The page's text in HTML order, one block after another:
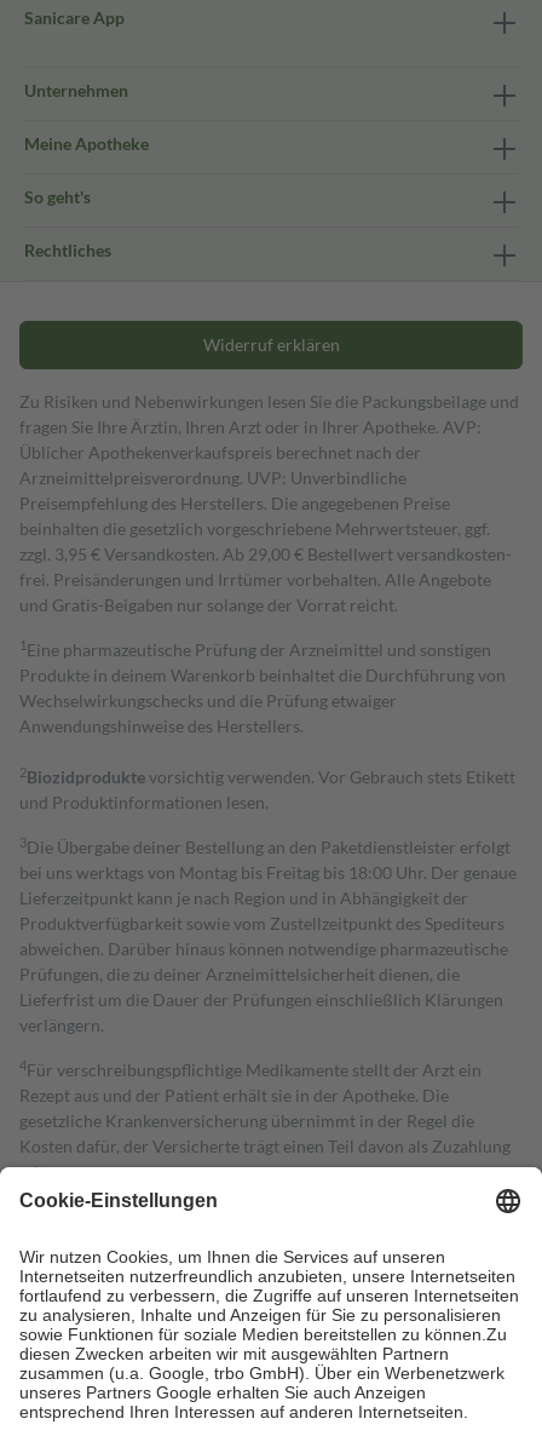
Sanicare App
Unternehmen
Meine Apotheke
So geht's
Rechtliches
Widerruf erklären
Zu Risiken und Nebenwirkungen lesen Sie die Packungsbeilage und
fragen Sie Ihre Ärztin, Ihren Arzt oder in Ihrer Apotheke. AVP:
Üblicher Apothekenverkaufspreis berechnet nach der
Arzneimittelpreisverordnung. UVP: Unverbindliche
Preisempfehlung des Herstellers. Die angegebenen Preise
beinhalten die gesetzlich vorgeschriebene Mehrwertsteuer, ggf.
zzgl. 3,95 € Versandkosten. Ab 29,00 € Bestell­wert versand­kosten­
frei. Preisänderungen und Irrtümer vorbehalten. Alle Angebote
und Gratis-Beigaben nur solange der Vorrat reicht.
1 Eine pharmazeutische Prüfung der Arzneimittel und sonstigen
Produkte in deinem Warenkorb beinhaltet die Durchführung von
Wechselwirkungschecks und die Prüfung etwaiger
Anwendungshinweise des Herstellers.
2Biozidproduktevorsichtig verwenden. Vor Gebrauch stets Etikett
und Produktinformationen lesen.
3Die Übergabe deiner Bestellung an den Paketdienstleister erfolgt
bei uns werktags von Montag bis Freitag bis 18:00 Uhr. Der genaue
Lieferzeitpunkt kann je nach Region und in Abhängigkeit der
Produktverfügbarkeit sowie vom Zustellzeitpunkt des Spediteurs
abweichen. Darüber hinaus können notwendige pharmazeutische
Prüfungen, die zu deiner Arzneimittelsicherheit dienen, die
Lieferfrist um die Dauer der Prüfungen einschließlich Klärungen
verlängern.
4Für verschreibungspflichtige Medikamente stellt der Arzt ein
Rezept aus und der Patient erhält sie in der Apotheke. Die
gesetzliche Krankenversicherung übernimmt in der Regel die
Kosten dafür, der Versicherte trägt einen Teil davon als Zuzahlung
mit.
Grundsätzlich leisten Mitglieder Zuzahlungen in Höhe von zehn
höchstens zehn Euro.
Es sind jedoch nie mehr als die tatsächlichen
Kosten der Leistung zu entrichten.
Diese Regeln gelten grundsätzlich auch für Online-Apotheken.
Bei Heilmitteln und häuslicher Krankenpflege beträgt die
Zuzahlung zehn Prozent der Kosten sowie zehn Euro je
Verordnung.
Um das Engagement der Versicherten für ihre eigene Gesundheit zu
stärken und die besondere Stellung der Familie zu unterstützen,